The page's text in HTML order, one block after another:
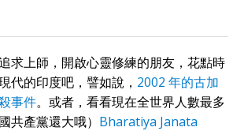
求上師，開啟心靈修練的朋友，花點時
代的印度吧，譬如說， 2002 年的古加
事件。或者，看看現在全世界人數最多
共產黨還大哦） Bharatiya Janata